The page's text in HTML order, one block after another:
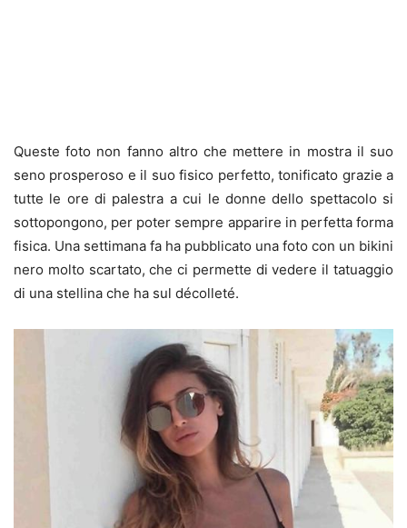
Queste foto non fanno altro che mettere in mostra il suo
seno prosperoso e il suo fisico perfetto, tonificato grazie a
tutte le ore di palestra a cui le donne dello spettacolo si
sottopongono, per poter sempre apparire in perfetta forma
fisica. Una settimana fa ha pubblicato una foto con un bikini
nero molto scartato, che ci permette di vedere il tatuaggio
di una stellina che ha sul décolleté.